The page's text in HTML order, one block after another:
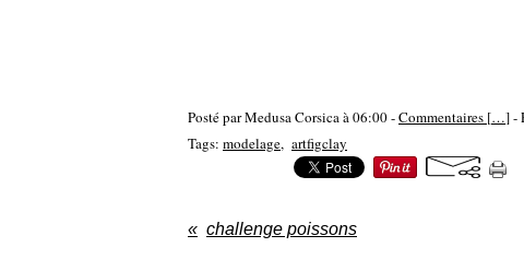
Posté par Medusa Corsica à 06:00 -Commentaires […]-
Tags: modelage, artfigclay
challenge poissons